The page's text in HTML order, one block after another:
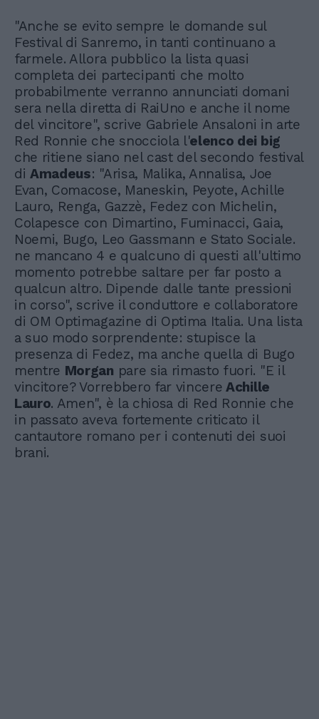
"Anche se evito sempre le domande sul
Festival di Sanremo, in tanti continuano a
farmele. Allora pubblico la lista quasi
completa dei partecipanti che molto
probabilmente verranno annunciati domani
sera nella diretta di RaiUno e anche il nome
del vincitore", scrive Gabriele Ansaloni in arte
Red Ronnie che snocciola l'elenco dei big
che ritiene siano nel cast del secondo festival
diAmadeus: "Arisa, Malika, Annalisa, Joe
Evan, Comacose, Maneskin, Peyote, Achille
Lauro, Renga, Gazzè, Fedez con Michelin,
Colapesce con Dimartino, Fuminacci, Gaia,
Noemi, Bugo, Leo Gassmann e Stato Sociale.
ne mancano 4 e qualcuno di questi all'ultimo
momento potrebbe saltare per far posto a
qualcun altro. Dipende dalle tante pressioni
in corso", scrive il conduttore e collaboratore
di OM Optimagazine di Optima Italia. Una lista
a suo modo sorprendente: stupisce la
presenza di Fedez, ma anche quella di Bugo
mentre Morgan pare sia rimasto fuori. "E il
vincitore? Vorrebbero far vincere Achille
Lauro. Amen", è la chiosa di Red Ronnie che
in passato aveva fortemente criticato il
cantautore romano per i contenuti dei suoi
brani.